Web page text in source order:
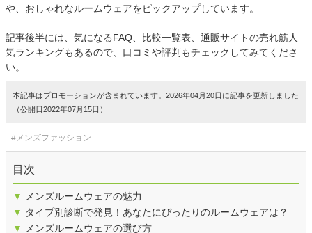
や、おしゃれなルームウェアをピックアップしています。
記事後半には、気になるFAQ、比較一覧表、通販サイトの売れ筋人
気ランキングもあるので、口コミや評判もチェックしてみてくださ
い。
本記事はプロモーションが含まれています。2026年04月20日に記事を更新しました
（公開日2022年07月15日）
#メンズファッション
目次
▼
メンズルームウェアの魅力
▼ タイプ別診断で発見！あなたにぴったりのルームウェアは？
▼
メンズルームウェアの選び方